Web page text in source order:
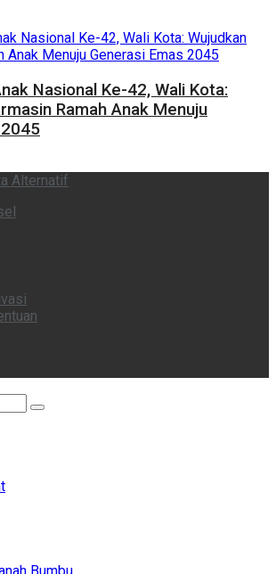
Nasional Ke-42, Wali Kota:
Ramah Anak Menuju